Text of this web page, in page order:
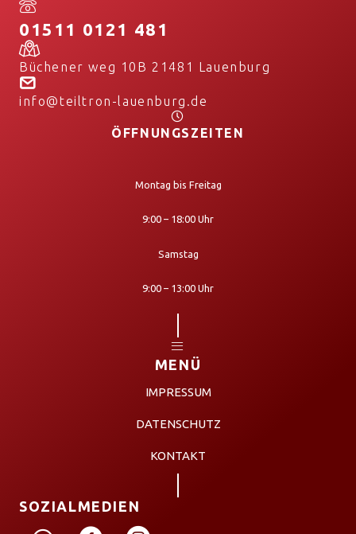
01511 0121 481
Büchener weg 10B 21481 Lauenburg
info@teiltron-lauenburg.de
ÖFFNUNGSZEITEN
Montag bis Freitag
9:00 – 18:00 Uhr
Samstag
9:00 – 13:00 Uhr
MENÜ
IMPRESSUM
DATENSCHUTZ
KONTAKT
SOZIALMEDIEN